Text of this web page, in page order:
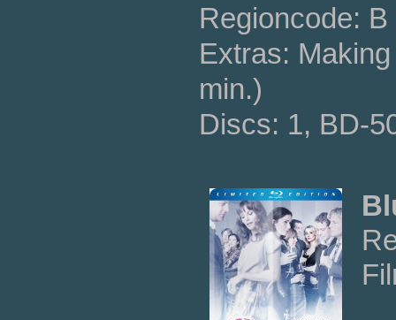
Regioncode:
Extras:
min.)
Discs: 1, BD-